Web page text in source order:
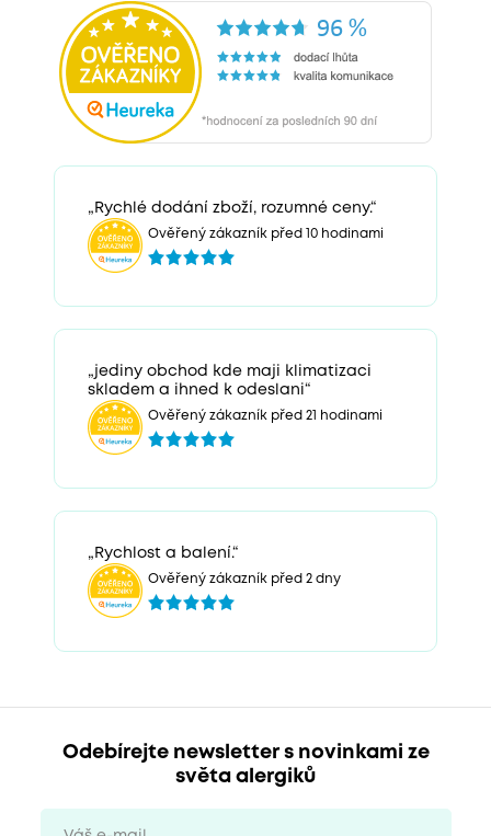
„Rychlé dodání zboží, rozumné ceny.“
Ověřený zákazník před 10 hodinami
„jediny obchod kde maji klimatizaci
skladem a ihned k odeslani“
Ověřený zákazník před 21 hodinami
„Rychlost a balení.“
Ověřený zákazník před 2 dny
Odebírejte newsletter s novinkami ze
světa alergiků